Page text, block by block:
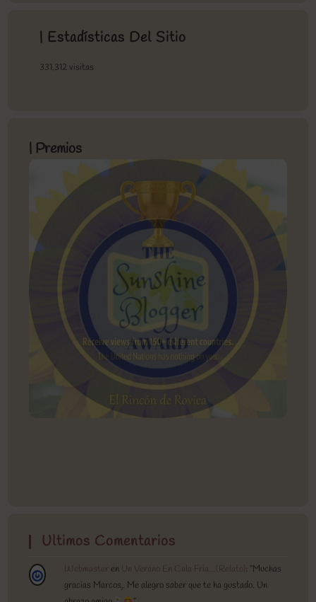
| Estadísticas Del Sitio
331.312 visitas
| Premios
Ultimos Comentarios
Webmaster en Un Verano En Cala Fria…(Relato) : “Muchas
gracias Marcos,. Me alegro saber que te ha gustado. Un